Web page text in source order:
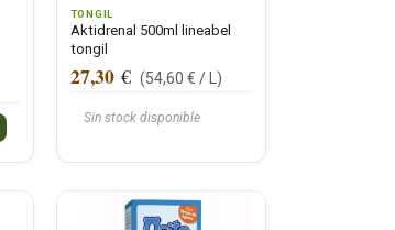
TONGIL
Aktidrenal 500ml lineabel
tongil
Sin stock disponible
27,30€ (54,60 € / )